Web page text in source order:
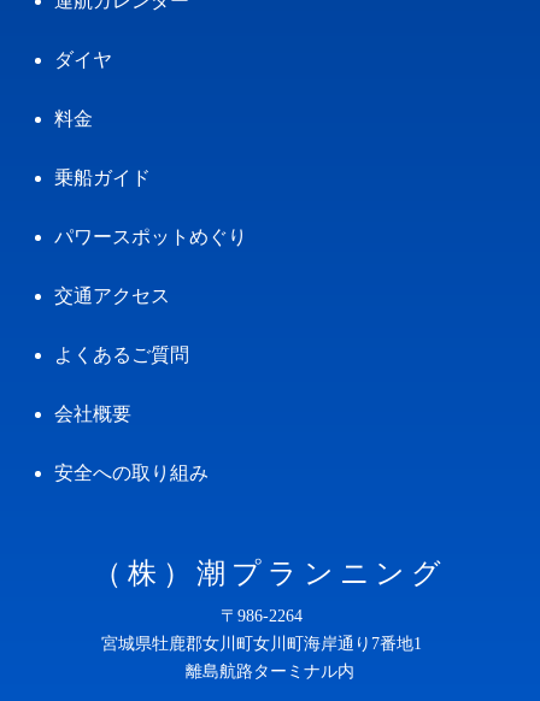
ダイヤ
料金
乗船ガイド
パワースポットめぐり
交通アクセス
よくあるご質問
会社概要
安全への取り組み
（株）潮プランニング
〒986-2264
宮城県牡鹿郡女川町女川町海岸通り7番地1
離島航路ターミナル内